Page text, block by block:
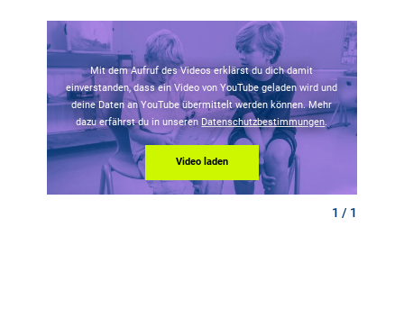
Mit dem Aufruf des Videos erklärst du dich damit
einverstanden, dass ein Video von YouTube geladen wird und
deine Daten an YouTube übermittelt werden können. Mehr
dazu erfährst du in unseren Datenschutzbestimmungen.
Video laden
1 / 1